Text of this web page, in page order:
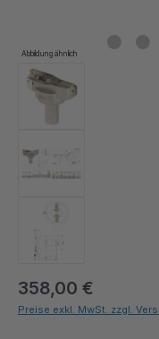
Abbildung ähnlich
358,00 €
Preise exkl. MwSt. zzgl.